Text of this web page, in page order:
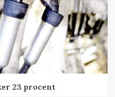
23 procent